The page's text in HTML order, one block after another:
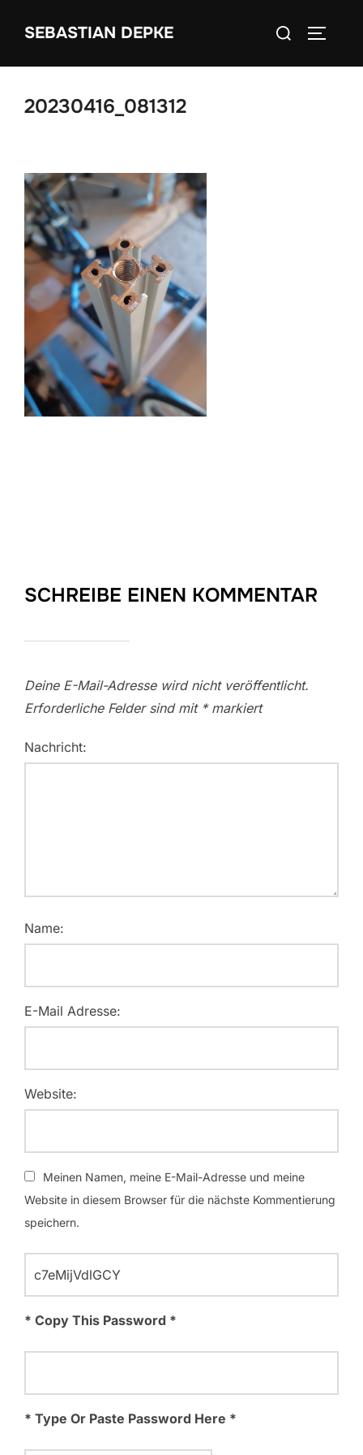
InhaltSEBASTIAN DEPKE
Suchen
20230416_081312
SCHREIBE EINEN KOMMENTAR
Deine E-Mail-Adresse wird nicht veröffentlicht.
Erforderliche Felder sind mit *markiert
Nachricht:
Name:
E-Mail Adresse:
Website:
Meinen Namen, meine E-Mail-Adresse und meine
Website in diesem Browser für die nächste Kommentierung
speichern.
* Copy This Password *
* Type Or Paste Password Here *